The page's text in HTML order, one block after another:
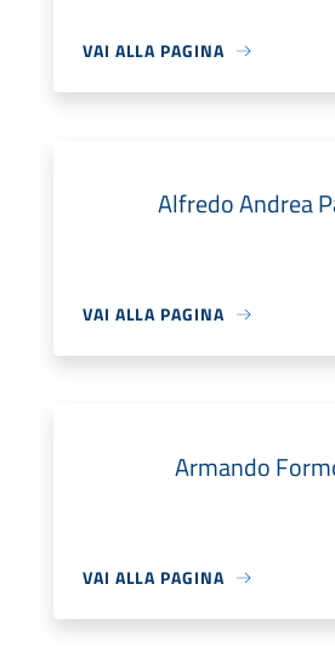
VAI ALLA PAGINA
Alfredo Andrea
VAI ALLA PAGINA
Armando
VAI ALLA PAGINA